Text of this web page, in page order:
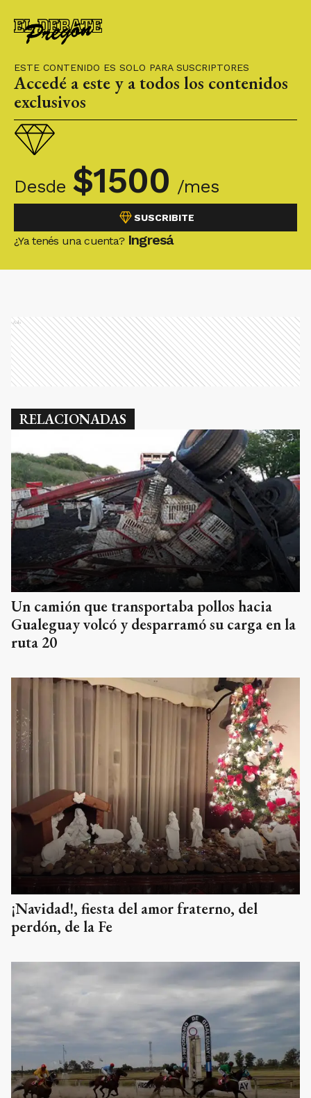
ESTE CONTENIDO ES SOLO PARA SUSCRIPTORES
Accedé a este y a todos los contenidos
exclusivos
Desde $1500 /mes
SUSCRIBITE
¿Ya tenés una cuenta? Ingresá
Ads
RELACIONADAS
Un camión que transportaba pollos hacia
Gualeguay volcó y desparramó su carga en la
ruta 20
¡Navidad!, fiesta del amor fraterno, del
perdón, de la Fe